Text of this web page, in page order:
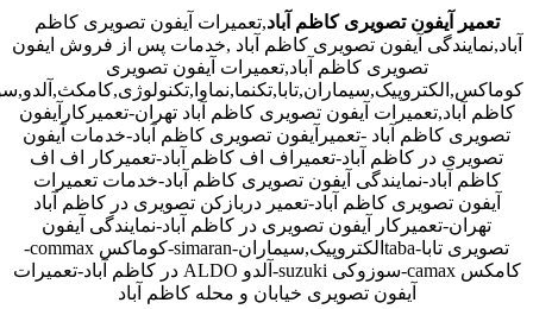
تعمیر آیفون تصویری کاظم آباد,تعمیرات آیفون تصویری کاظم
آباد,نمایندگی آیفون تصویری کاظم آباد ,خدمات پس از فروش ایفون
تصویری کاظم آباد,تعمیرات آیفون تصویری
کاظم آباد,تعمیرات آیفون تصویری کاظم آباد تهران-تعمیرکارآیفون
تصویری کاظم آباد -تعمیرآیفون تصویری کاظم آباد-خدمات آیفون
تصویری در کاظم آباد-تعمیراف اف کاظم آباد-تعمیرکار اف اف
کاظم آباد-نمایندگی آیفون تصویری کاظم آباد-خدمات تعمیرات
آیفون تصویری کاظم آباد-تعمیر دربازکن تصویری در کاظم آباد
تهران-تعمیرکار آیفون تصویری در کاظم آباد-نمایندگی آیفون
تصویری تابا-tabaالکتروپیک,سیماران-simaran-کوماکس commax-
کامکس camax-سوزوکی suzuki-آلدو ALDO در کاظم آباد-تعمیرات
آیفون تصویری خیابان و محله کاظم آباد